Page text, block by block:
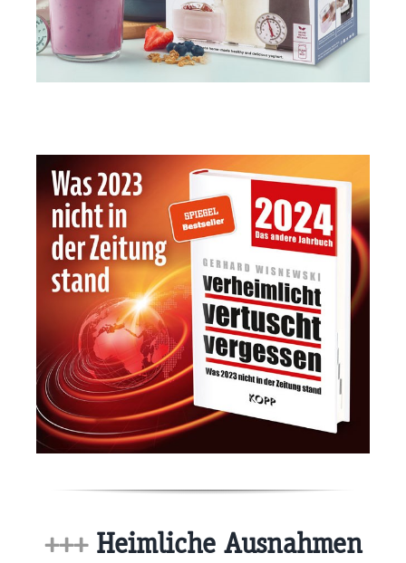
+++Heimliche Ausnahmen